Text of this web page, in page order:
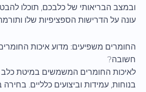
ובמצב הבריאותי של כלבכם, תוכלו
עונה על הדרישות הספציפיות שלו
החומרים משפיעים: מדוע איכות
חשובה?
לאיכות החומרים המשמשים במיטת
בנוחות, עמידות וביצועים כלליים. בחירה